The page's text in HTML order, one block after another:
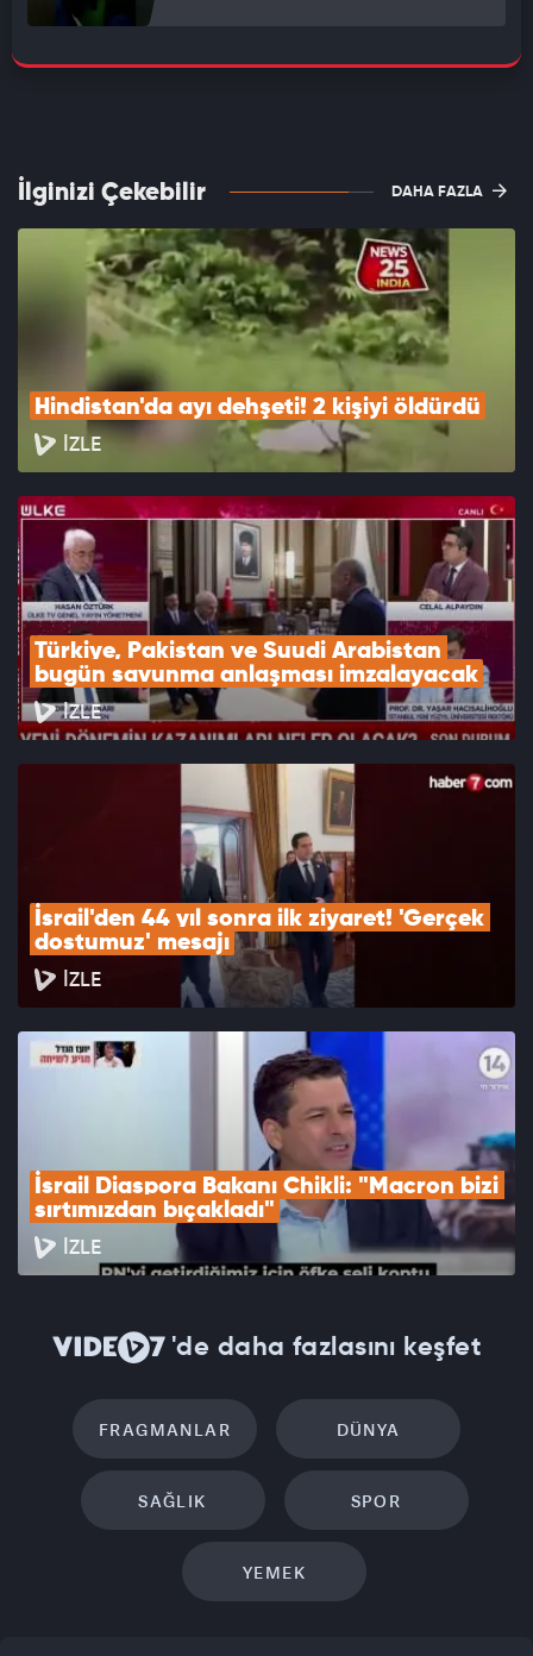
İlginizi Çekebilir DAHA FAZLA
Hindistan'da ayı dehşeti! 2 kişiyi öldürdü
İZLE
Türkiye, Pakistan ve Suudi Arabistan
bugün savunma anlaşması imzalayacak
İZLE
İsrail'den 44 yıl sonra ilk ziyaret! 'Gerçek
dostumuz' mesajı
İZLE
İsrail Diaspora Bakanı Chikli: "Macron bizi
sırtımızdan bıçakladı"
İZLE
'de daha fazlasını keşfet
FRAGMANLAR DÜNYA
SAĞLIK SPOR
YEMEK